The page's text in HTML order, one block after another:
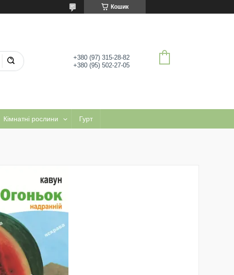
Кошик
+380 (97) 315-28-82
+380 (95) 502-27-05
Кімнатні рослини Гурт